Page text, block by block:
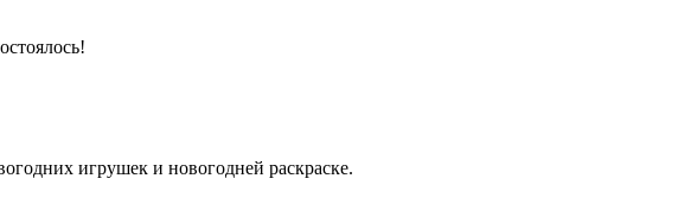
игрушек и новогодней раскраске.